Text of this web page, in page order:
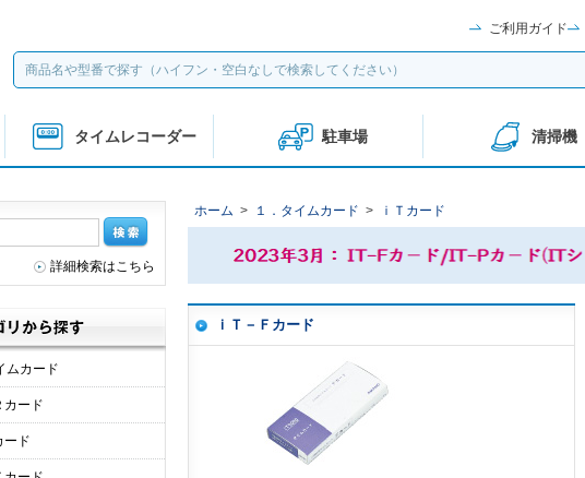
ご利用ガイド
タイムレコーダー 駐車場 清掃機
ホーム > １．タイムカード > ｉＴカード
ｉＴ－Ｆカード
詳細検索はこちら
ムカード
カード
ード